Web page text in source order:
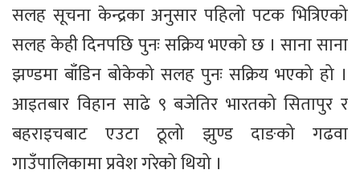
सलह सूचना केन्द्रका अनुसार पहिलो पटक भित्रिएको
सलह केही दिनपछि पुनः सक्रिय भएको छ । साना साना
झण्डमा बाँडिन बोकेको सलह पुनः सक्रिय भएको हो ।
आइतबार विहान साढे ९ बजेतिर भारतको सितापुर र
बहराइचबाट एउटा ठूलो झुण्ड दाङको गढवा
गाउँपालिकामा प्रवेश गरेको थियो ।